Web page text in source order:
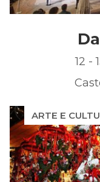
12 -
ARTE E